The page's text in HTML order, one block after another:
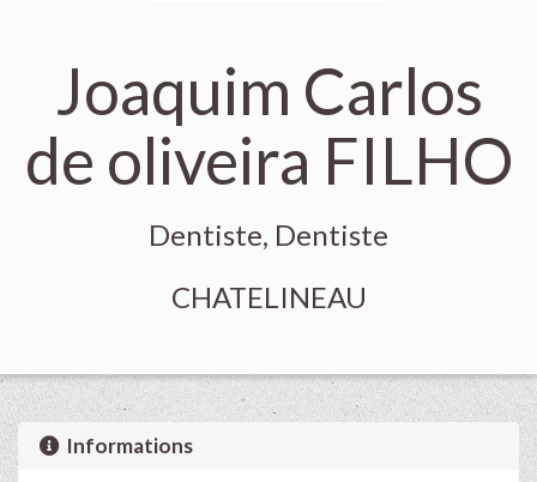
Joaquim Carlos
de oliveira FILHO
Dentiste, Dentiste
CHATELINEAU
Informations